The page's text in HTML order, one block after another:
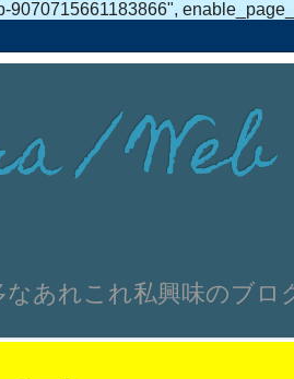
/ Web
あれこれ私興味のブロ